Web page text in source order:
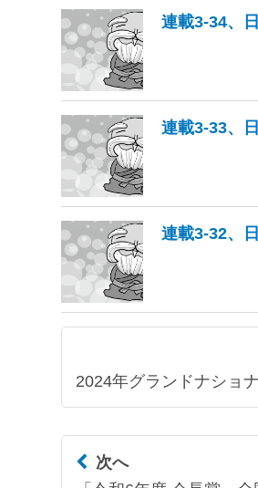
連載3-34、
連載3-33、
連載3-32、
2024年グランドナショ
次へ